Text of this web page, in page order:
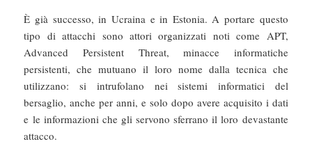
È già successo, in Ucraina e in Estonia. A portare questo
tipo di attacchi sono attori organizzati noti come APT,
Advanced Persistent Threat, minacce informatiche
persistenti, che mutuano il loro nome dalla tecnica che
utilizzano: si intrufolano nei sistemi informatici del
bersaglio, anche per anni, e solo dopo avere acquisito i dati
e le informazioni che gli servono sferrano il loro devastante
attacco.